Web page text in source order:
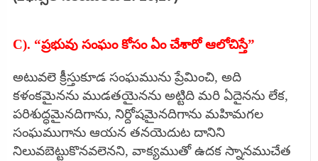
C). “ప్రభువు సంఘం కోసం ఏం చేశారో ఆలోచిస్తే”
అటువలె క్రీస్తుకూడ సంఘమును ప్రేమించి, అది
కళంకమైనను ముడతయైనను అట్టిది మరి ఏదైనను లేక,
పరిశుద్ధమైనదిగాను, నిర్దోషమైనదిగాను మహిమగల
సంఘముగాను ఆయన తనయెదుట దానిని
నిలువబెట్టుకొనవలెనని, వాక్యముతో ఉదక స్నానముచేత